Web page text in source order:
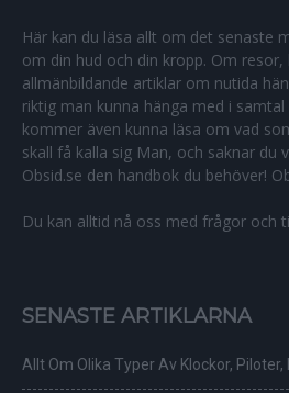
Här kan du läsa allt om det senaste
om din hud och din kropp. Om
allmänbildande artiklar om nutida
riktig man kunna hänga med i
kommer även kunna läsa om vad
skall få kalla sig Man, och saknar du
Obsid.se den handbok du behöver!
Du kan alltid nå oss med frågor och
SENASTE ARTIKLARNA
Allt Om Olika Typer Av Klockor,